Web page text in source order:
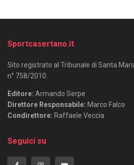
Sportcasertano.it
Sito registrato al Tribunale di Santa
n° 758/2010.
Editore: Armando Serpe
Direttore Responsabile: Marco Falco
Condirettore: Raffaele Veccia
Seguici su